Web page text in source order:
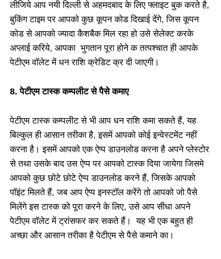
लीजिये आप नयी दिल्ली से अहमदबाद के लिए फ्लाइट बुक करते है,
बुकिंग टाइम पर आपको कुछ कूपन कोड दिखाई देंगे, जिस कूपन
कोड से आपको ज्यादा कैशबैक मिल रहा हो उसे सेलेक्ट करके
अप्लाई करिये, आपका भुगतान पूरा होने क तत्पश्चात ही आपके
पेटीएम वॉलेट में धन राशि क्रेडिट क्र दी जाएगी।
8. पेटीएम टास्क कम्पलीट से पैसे कमाए
पेटीएम टास्क कम्पलीट से भी आप धन राशि कमा सकते हैं, यह
बिल्कुल ही आसान तरीका है, इसमें आपको कोई इन्वेस्टमेंट नहीं
करना है। इसमें आपको एक ऐप्प डाउनलोड करना है अपने प्लेस्टोर
से तथा उसके बाद उस ऐप्प पर आपको टास्क दिया जायेगा जिसमे
आपको कुछ छोटे छोटे ऐप्प डाउनलोड करने हैं, जिसके आपको
पॉइंट मिलते हैं, जब आप ऐप्प इनस्टॉल करेंगे तो आपको जो पैसे
मिलेंगे इस टास्क को पूरा करने के लिए, उसे आप सीधा अपने
पेटीएम वॉलेट में ट्रांसफर कर सकते हैं। यह भी एक बहुत ही
अच्छा और आसान तरीका है पेटीएम से पैसे कमाने का।